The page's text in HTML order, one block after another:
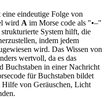
eindeutige Folge von
wird A im Morse code als "•–"
System hilft, die
indem jedem
wird. Das Wissen von
wertvoll, da es das
Buchstaben in einer Nachricht
für Buchstaben bildet
von Geräuschen, Licht